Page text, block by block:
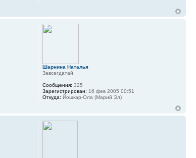
Шарнина Наталья
Завсегдатай
Сообщения: 325
Зарегистрирован: 16 фев 2005 00:51
Откуда: Йошкар-Ола (Марий Эл)